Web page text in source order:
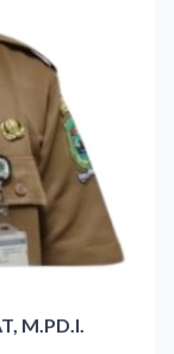
M.PD.I.